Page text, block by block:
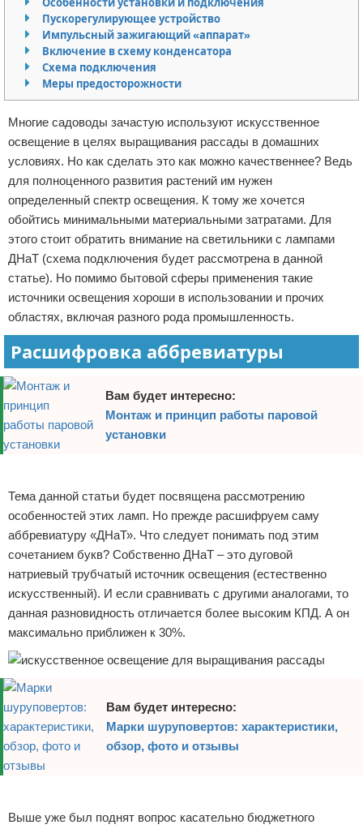
Домашний быт
Коммунальные услуги
Сантехника
Безопасность
Стройматериалы
Разное
Отказ от ответственности
Пускорегулирующее устройство
Импульсный зажигающий «аппарат»
Включение в схему конденсатора
Схема подключения
Меры предосторожности
Многие садоводы зачастую используют искусственное
освещение в целях выращивания рассады в домашних
условиях. Но как сделать это как можно качественнее? Ведь
для полноценного развития растений им нужен
определенный спектр освещения. К тому же хочется
обойтись минимальными материальными затратами. Для
этого стоит обратить внимание на светильники с лампами
ДНаТ (схема подключения будет рассмотрена в данной
статье). Но помимо бытовой сферы применения такие
источники освещения хороши в использовании и прочих
областях, включая разного рода промышленность.
Расшифровка аббревиатуры
Вам будет интересно:
Монтаж и принцип работы паровой
установки
Тема данной статьи будет посвящена рассмотрению
особенностей этих ламп. Но прежде расшифруем саму
аббревиатуру «ДНаТ». Что следует понимать под этим
сочетанием букв? Собственно ДНаТ – это дуговой
натриевый трубчатый источник освещения (естественно
искусственный). И если сравнивать с другими аналогами, то
данная разновидность отличается более высоким КПД. А он
максимально приближен к 30%.
Вам будет интересно:
Марки шуруповертов: характеристики,
обзор, фото и отзывы
Выше уже был поднят вопрос касательно бюджетного